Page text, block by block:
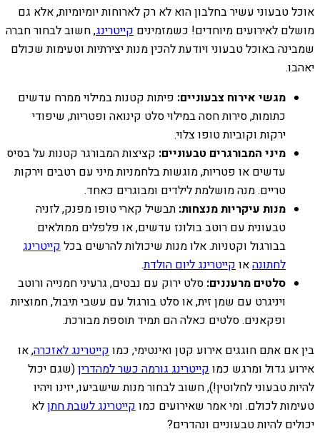
אוכל טבעוני עשיר בחלבון הוא לא רק לארוחות יומיומיות, אלא גם
מושלם לאירועים מיוחדים! כשמזמינים קייטרינג, חשוב לבחור חברה
שמבינה באוכל טבעוני ויודעת להכין מנות יצירתיות וטעימות שכולם
יאהבו.
מגשי אירוח צבעוניים: פיתות קטנות במילוי ממרח עדשים
כתומות, סירות חסה במילוי סלט קינואה ופטריות, שיפודי
ירקות וקוביות טופו צלוי.
מיני המבורגרים טבעוניים: קציצות המבורגר קטנות על בסיס
עדשים או פטריות, מוגשות בלחמניות מיני עם רטבים וירקות
טריים. מנה מושלמת לילדים ומבוגרים כאחד.
מנות עיקריות מנצחות: תבשיל קארי טופו מפנק, לזניה
טבעונית עם רוטב בולונז עדשים, או פלפלים ממולאים
בבורגול וקטניות. אלו מנות שיכולות להרשים בכל קייטרינג
לחתונהאו קייטרינג ליום הולדת.
סלטים מרעננים: סלט ירוק עם נבטים, גרעיני חמנייה ורוטב
ויניגרט עם שמן זית, או סלט בורגול עם עשבי תיבול, חמוציות
ופקאנים. סלטים כאלה הם תמיד תוספת מבורכת.
בין אם אתם חוגגים אירוע קטן ואינטימי, כמו קייטרינג לאזכרה, או
אירוע גדול ומרגש כמו קייטרינג גורמה כשר למהדרין(שגם יכול
להיות טבעוני לחלוטין!), חשוב לבחור מנות שישביעו, יזינו ויהיו
טעימות לכולם. ומי אמר שאירועים כמו קייטרינג לשבת חתןלא
יכולים להיות טבעוניים ונהדרים?